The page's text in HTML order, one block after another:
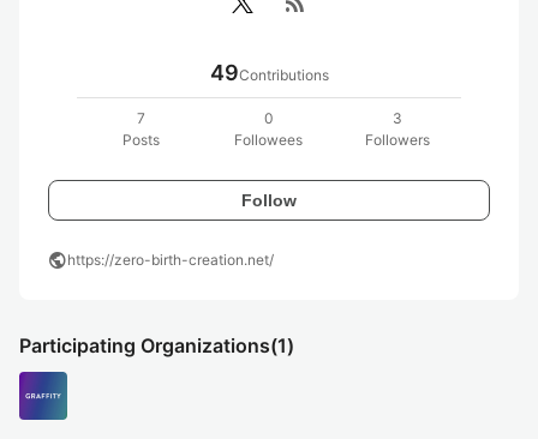
49Contributions
7
Posts
0
Followees
3
Followers
Follow
publichttps://zero-birth-creation.net/
Participating Organizations(1)